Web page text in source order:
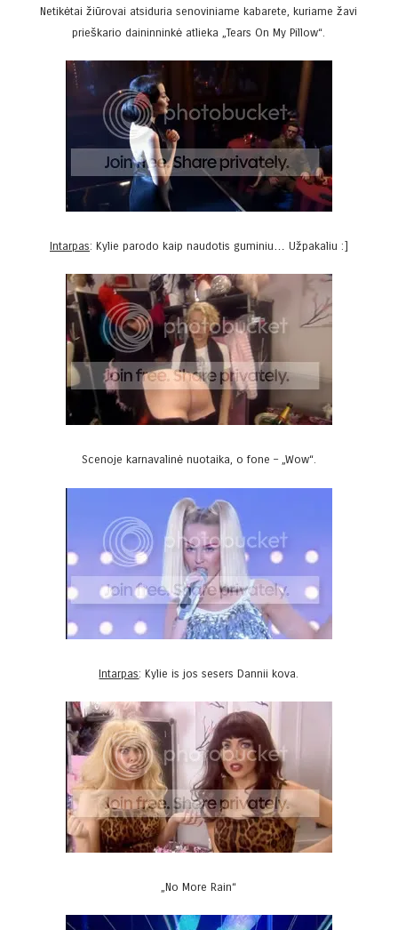
Netikėtai žiūrovai atsiduria senoviniame kabarete, kuriame žavi
prieškario daininninkė atlieka „Tears On My Pillow“.
Intarpas: Kylie parodo kaip naudotis guminiu… Užpakaliu :]
Scenoje karnavalinė nuotaika, o fone – „Wow“.
Intarpas: Kylie is jos sesers Dannii kova.
„No More Rain“